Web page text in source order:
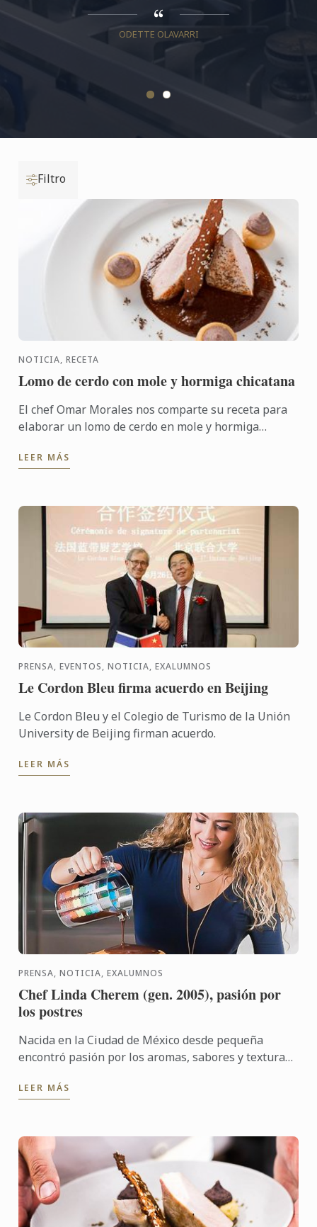
ODETTE OLAVARRI
Filtro
NOTICIA, RECETA
Lomo de cerdo con mole y hormiga chicatana
El chef Omar Morales nos comparte su receta para
elaborar un lomo de cerdo en mole y hormiga
LEER MÁS
PRENSA, EVENTOS, NOTICIA, EXALUMNOS
Le Cordon Bleu firma acuerdo en Beijing
Le Cordon Bleu y el Colegio de Turismo de la Unión
University de Beijing firman acuerdo.
LEER MÁS
PRENSA, NOTICIA, EXALUMNOS
Chef Linda Cherem (gen. 2005), pasión por
los postres
Nacida en la Ciudad de México desde pequeña
encontró pasión por los aromas, sabores y texturas
eléctrico.
LEER MÁS